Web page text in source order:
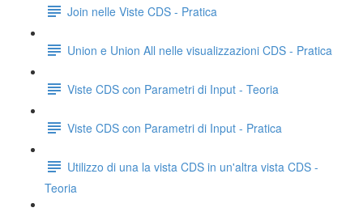
Join nelle Viste CDS - Pratica
Union e Union All nelle visualizzazioni CDS - Pratica
Viste CDS con Parametri di Input - Teoria
Viste CDS con Parametri di Input - Pratica
Utilizzo di una la vista CDS in un'altra vista CDS -
Teoria